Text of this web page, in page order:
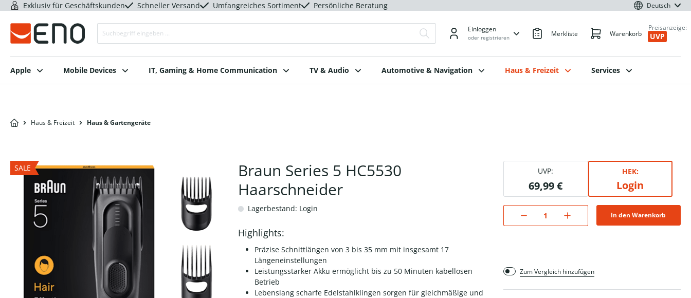
Exklusiv für Geschäftskunden Schneller Versand Umfangreiches Sortiment Persönliche Beratung Deutsch
Einloggen
oder registrieren Merkliste Warenkorb
Preisanzeige:
UVP
Apple Mobile Devices IT, Gaming & Home Communication TV & Audio Automotive & Navigation Haus & Freizeit Services
Haus & Freizeit Haus & Gartengeräte
SALE
Braun Series 5 HC5530
Haarschneider
Lagerbestand: Login
Highlights:
Präzise Schnittlängen von 3 bis 35 mm mit insgesamt 17
Längeneinstellungen
Leistungsstarker Akku ermöglicht bis zu 50 Minuten kabellosen
Betrieb
Lebenslang scharfe Edelstahlklingen sorgen für gleichmäßige und
UVP:
69,99 €
HEK:
Login
In den Warenkorb
Zum Vergleich hinzufügen